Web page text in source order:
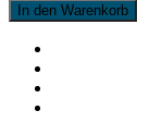
In den Warenkorb